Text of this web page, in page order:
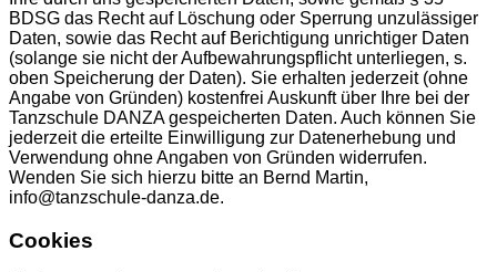
BDSG das Recht auf Löschung oder Sperrung unzulässiger
Daten, sowie das Recht auf Berichtigung unrichtiger Daten
(solange sie nicht der Aufbewahrungspflicht unterliegen, s.
oben Speicherung der Daten). Sie erhalten jederzeit (ohne
Angabe von Gründen) kostenfrei Auskunft über Ihre bei der
Tanzschule DANZA gespeicherten Daten. Auch können Sie
jederzeit die erteilte Einwilligung zur Datenerhebung und
Verwendung ohne Angaben von Gründen widerrufen.
Wenden Sie sich hierzu bitte an Bernd Martin,
info@tanzschule-danza.de.
Cookies